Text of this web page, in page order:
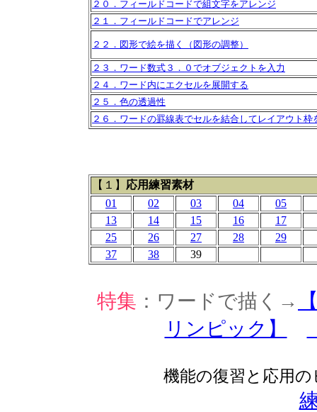
２０．フィールドコードで組文字をアレンジ
２１．フィールドコードでアレンジ
２２．図形で絵を描く（図形の調整）
２３．ワード数式３．０でオブジェクトを入力
２４．ワード内にエクセルを展開する
２５．色の透過性
２６．ワードの罫線表でセルを結合してレイアウト枠
【１】 応用練習素材
01
02 03 04
05
13
14 15 16
17
25
26 27 28
29
37
38 39
特集 ：ワードで描く→
リンピック】
機能の復習と応用